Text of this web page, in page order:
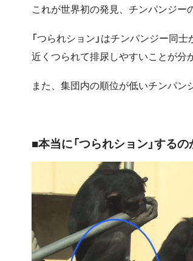
これが世界初の発見、チンパンジーの
「つられション」はチンパンジー同
近くつられて排尿しやすいことが分
また、集団内の順位が低いチンパン
■本当に「つられション」するの